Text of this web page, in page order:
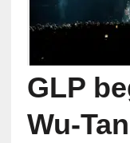
GLP
Wu-